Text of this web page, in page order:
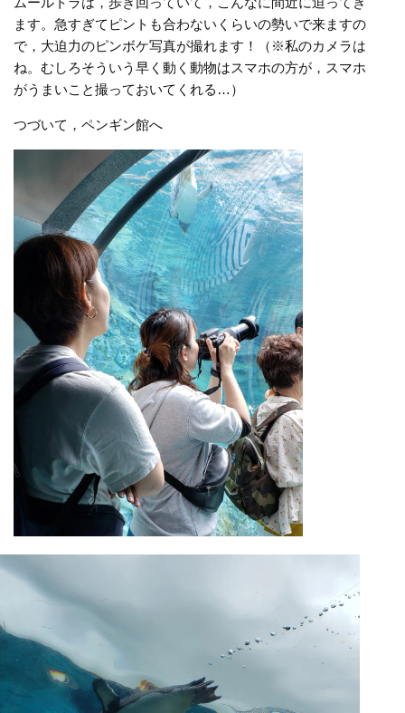
ます。急すぎてピントも合わないくらいの勢いで来ますの
で，大迫力のピンボケ写真が撮れます！（※私のカメラは
ね。むしろそういう早く動く動物はスマホの方が，スマホ
がうまいこと撮っておいてくれる…）
つづいて，ペンギン館へ